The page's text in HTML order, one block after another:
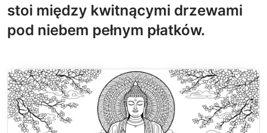
stoi między kwitnącymi drzewami
pod niebem pełnym płatków.